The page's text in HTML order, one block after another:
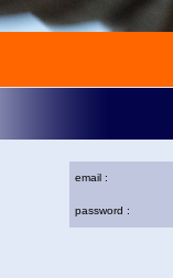
email :
password :